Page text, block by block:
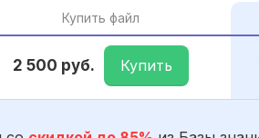
Купить файл
2 500 руб. Купить